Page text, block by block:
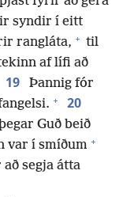
syndir í eitt
rangláta, + til
af lífi að
19
Þannig fór
+ 20
Guð beið
var í smíðum +
segja átta